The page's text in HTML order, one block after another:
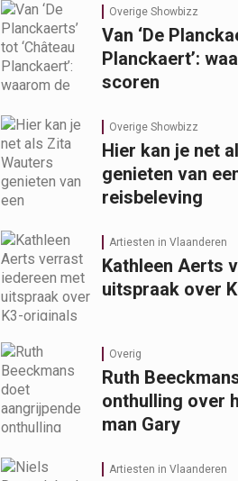
Overige Showbizz
Van ‘De
Planckaert’:
scoren
Overige Showbizz
Hier kan je net
genieten van
reisbeleving
Artiesten in Vlaanderen
Kathleen Aerts
uitspraak over
Overig
Ruth
onthulling over
man Gary
Artiesten in Vlaanderen